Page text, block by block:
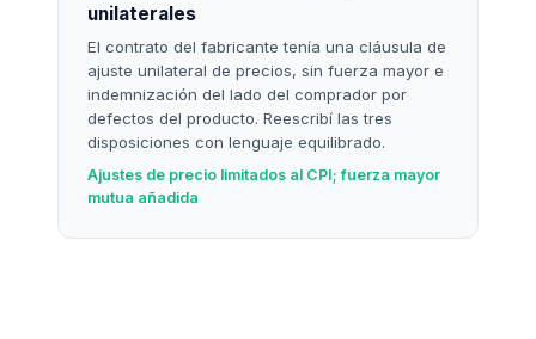
unilaterales
El contrato del fabricante tenía una cláusula de
ajuste unilateral de precios, sin fuerza mayor e
indemnización del lado del comprador por
defectos del producto. Reescribí las tres
disposiciones con lenguaje equilibrado.
Ajustes de precio limitados al CPI; fuerza mayor
mutua añadida